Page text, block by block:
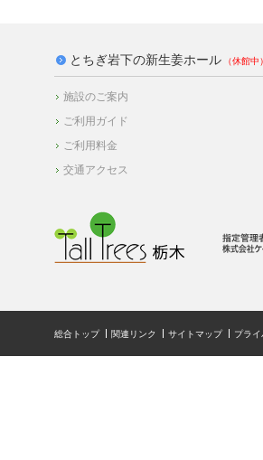
とちぎ岩下の新生姜ホール
施設のご案内
ご利用ガイド
ご利用料金
交通アクセス
総合トップ 関連リンク サイトマップ プラ